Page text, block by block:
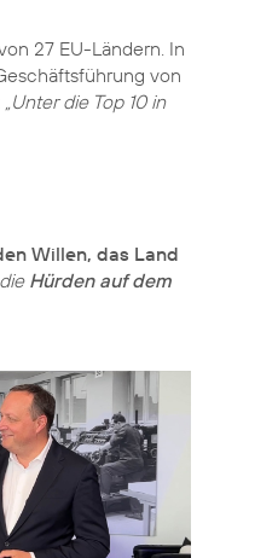
27 EU-Ländern. In
von
„Unter die Top 10 in
Willen, das Land
Hürden auf dem